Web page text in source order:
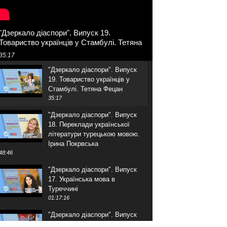
діаспори". Випуск 19.
українців у Стамбулі. Тетяна
Фецан
"Дзеркало діаспори". Випуск
19. Товариство українців у
Стамбулі. Тетяна Фецан
35:17
"Дзеркало діаспори". Випуск
18. Переклади української
літератури турецькою мовою.
Ірина Покрвська
"Дзеркало діаспори". Випуск
17. Українська мова в
Туреччині
01:17:16
"Дзеркало діаспори". Випуск